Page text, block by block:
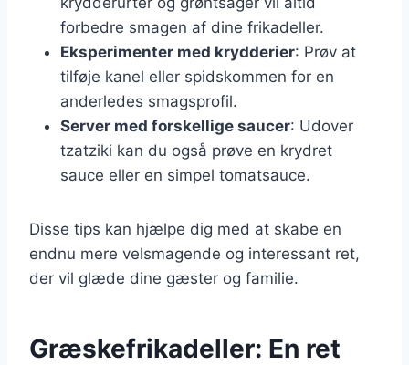
forbedre smagen af dine frikadeller.
Eksperimenter med krydderier: Prøv at
tilføje kanel eller spidskommen for en
anderledes smagsprofil.
Server med forskellige saucer: Udover
tzatziki kan du også prøve en krydret
sauce eller en simpel tomatsauce.
Disse tips kan hjælpe dig med at skabe en
endnu mere velsmagende og interessant ret,
der vil glæde dine gæster og familie.
Græskefrikadeller: En ret